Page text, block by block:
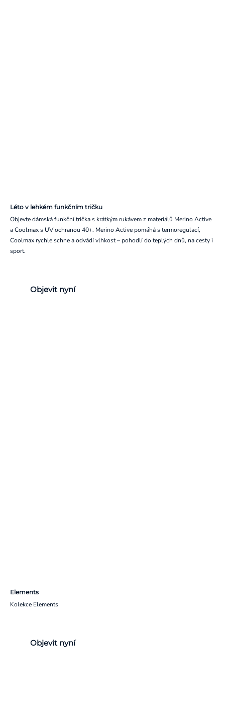
Léto v lehkém funkčním tričku
Objevte dámská funkční trička s krátkým rukávem z materiálů Merino Active
a Coolmax s UV ochranou 40+. Merino Active pomáhá s termoregulací,
Coolmax rychle schne a odvádí vlhkost – pohodlí do teplých dnů, na cesty i
sport.
Objevit nyní
Elements
Kolekce Elements
Objevit nyní